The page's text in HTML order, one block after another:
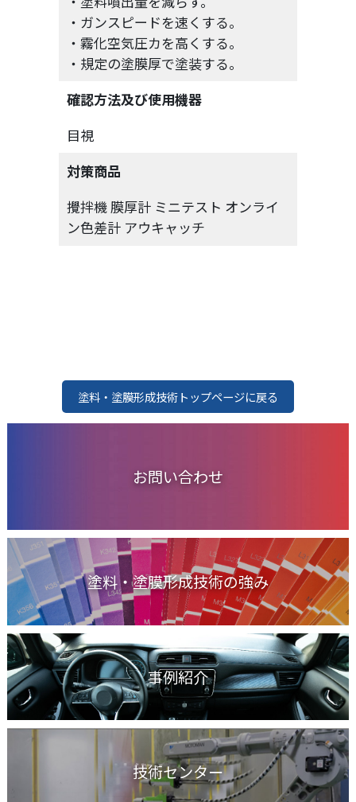
・ガンスピードを速くする。
・霧化空気圧カを高くする。
・規定の塗膜厚で塗装する。
確認方法及び使用機器
目視
対策商品
攪拌機 膜厚計 ミニテスト オンライ
ン色差計 アウキャッチ
塗料・塗膜形成技術トップページに戻る
お問い合わせ
塗料・塗膜形成技術の強み
事例紹介
技術センター